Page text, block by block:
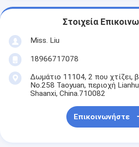
Στοιχεία
Miss. Liu
18966717078
Δωμάτιο 11104, 2 που χτίζει,
No.258 Taoyuan, περιοχή
Shaanxi, China.710082
Επικοινωνήστε